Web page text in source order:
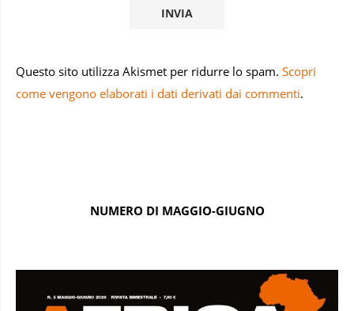
Questo sito utilizza Akismet per ridurre lo spam. Scopri
come vengono elaborati i dati derivati dai commenti.
NUMERO DI MAGGIO-GIUGNO